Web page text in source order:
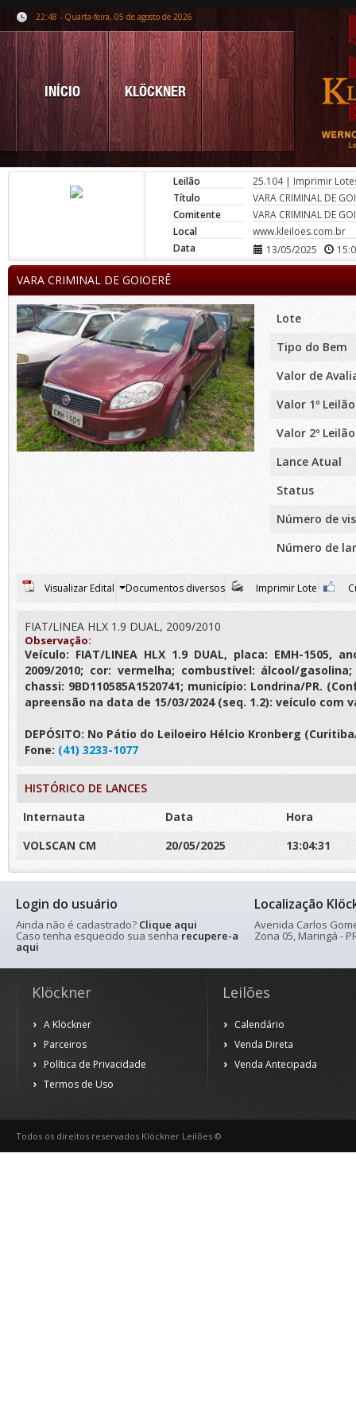
22:48 - Quarta-feira, 05 de agosto de 2026
INÍCIO KLÖCKNER
Leilão 25.104| Imprimir
Título
VARA CRIMINAL DE
Comitente
VARA CRIMINAL DE
Local
www.kleiloes.com.br
Data
13/05/2025
VARA CRIMINAL DE GOIOERÊ
Lote
Tipo do Bem
Valor de
Valor 1º Leilão
Valor 2º Leilão
Lance Atual
Status
Número de
Número de
Visualizar Edital Documentos diversos Imprimir Lote
FIAT/LINEA HLX 1.9 DUAL, 2009/2010
Observação:
Veículo: FIAT/LINEA HLX 1.9 DUAL, placa: EMH-1505,
2009/2010; cor: vermelha; combustível: álcool/gasolina;
chassi: 9BD110585A1520741; município: Londrina/PR.
apreensão na data de 15/03/2024 (seq. 1.2): veículo com
DEPÓSITO: No Pátio do Leiloeiro Hélcio Kronberg
Fone: (41) 3233-1077
HISTÓRICO DE LANCES
Internauta
Data
Hora
VOLSCAN CM
20/05/2025 13:04:31
Login do usuário
Ainda não é cadastrado? Clique aqui
Caso tenha esquecido sua senha recupere-a
aqui
Localização
Avenida Carlos
Zona 05, Maringá -
Klöckner
A Klöckner
Parceiros
Política de Privacidade
Termos de Uso
Leilões
Calendário
Venda Direta
Venda Antecipada
Todos os direitos reservados Klöckner Leilões ©